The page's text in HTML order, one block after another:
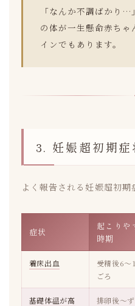
「なんか不調ばかり
の体が一生懸命赤ち
インでもあります。
3. 妊娠超初期症
よく報告される妊娠超初期
症状
起こりや
時期
着床出血
受精後6〜
ごろ
基礎体温が高
排卵後〜ず